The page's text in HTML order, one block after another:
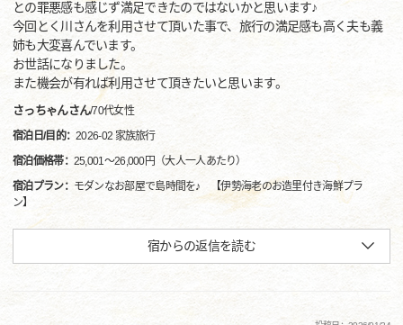
との罪悪感も感じず満足できたのではないかと思います♪
今回とく川さんを利用させて頂いた事で、旅行の満足感も高く夫も義
姉も大変喜んでいます。
お世話になりました。
また機会が有れば利用させて頂きたいと思います。
さっちゃんさん/70代女性
宿泊日/目的：2026-02 家族旅行
宿泊価格帯： 25,001～26,000円（大人一人あたり）
宿泊プラン： モダンなお部屋で島時間を♪ 【伊勢海老のお造里付き海鮮プラ
ン】
宿からの返信を読む